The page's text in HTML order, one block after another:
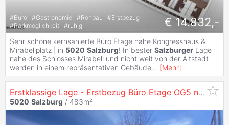
#Büro #Gastronomie #Rohbau #Erstbezug
#Parkmöglichkeit #ruhig € 14.832,-
Sehr schöne kernsanierte Büro Etage nahe Kongresshaus &
Mirabellplatz | in 5020 Salzburg! In bester Salzburger Lage
nahe des Schlosses Mirabell und nicht weit von der Altstadt
werden in einem repräsentativen Gebäude... [Mehr]
Erstklassige Lage - Erstbezug Büro Etage OG5 nach Sanierung in
5020 Salzburg / 483m²